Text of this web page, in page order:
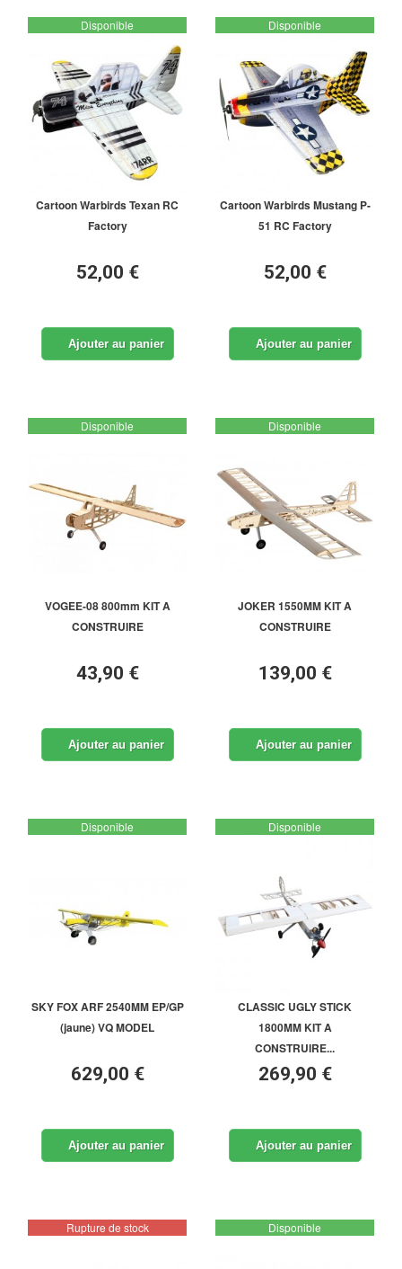
Disponible
Cartoon Warbirds Texan RC
Factory
52,00 €
Ajouter au panier
Disponible
Cartoon Warbirds Mustang P-
51 RC Factory
52,00 €
Ajouter au panier
Disponible
VOGEE-08 800mm KIT A
CONSTRUIRE
43,90 €
Ajouter au panier
Disponible
JOKER 1550MM KIT A
CONSTRUIRE
139,00 €
Ajouter au panier
Disponible
SKY FOX ARF 2540MM EP/GP
(jaune) VQ MODEL
629,00 €
Ajouter au panier
Disponible
CLASSIC UGLY STICK
1800MM KIT A
CONSTRUIRE...
269,90 €
Ajouter au panier
Rupture de stock Disponible